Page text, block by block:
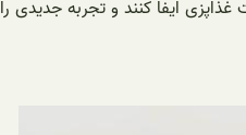
ایفا کنند و تجربه جدیدی را